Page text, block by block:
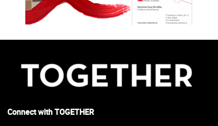
Connect with TOGETHER